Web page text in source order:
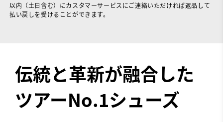
以内（土日含む）にカスタマーサービスにご連絡いただければ返品して
払い戻しを受けることができます。
伝統と革新が融合した
ツアーNo.1シューズ